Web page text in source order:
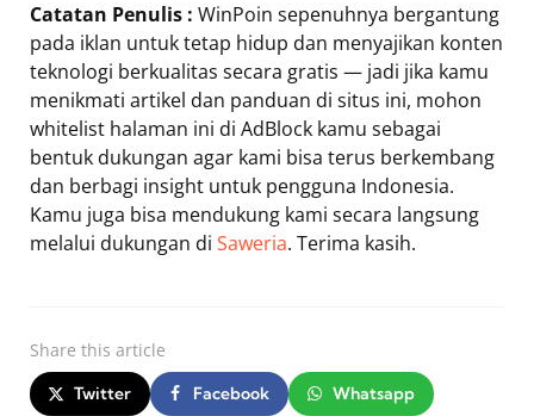
Catatan Penulis : WinPoin sepenuhnya bergantung
pada iklan untuk tetap hidup dan menyajikan konten
teknologi berkualitas secara gratis — jadi jika kamu
menikmati artikel dan panduan di situs ini, mohon
whitelist halaman ini di AdBlock kamu sebagai
bentuk dukungan agar kami bisa terus berkembang
dan berbagi insight untuk pengguna Indonesia.
Kamu juga bisa mendukung kami secara langsung
melalui dukungan di Saweria. Terima kasih.
Share this article
Twitter Facebook Whatsapp